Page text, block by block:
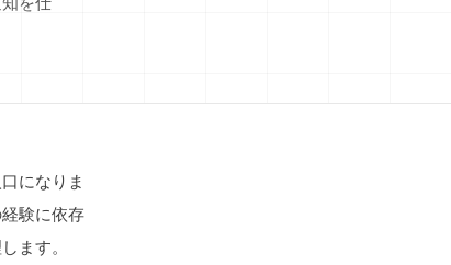
になりま
験に依存
ます。